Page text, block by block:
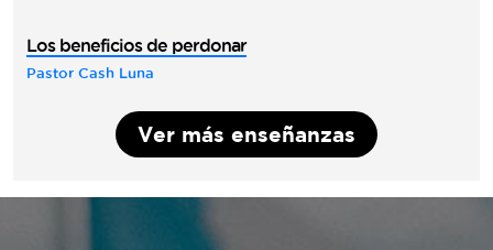
Los beneficios de perdonar
Pastor Cash Luna
Ver más enseñanzas